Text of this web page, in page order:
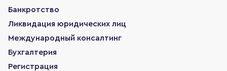
Банкротство
Ликвидация юридических лиц
Международный консалтинг
Бухгалтерия
Регистрация